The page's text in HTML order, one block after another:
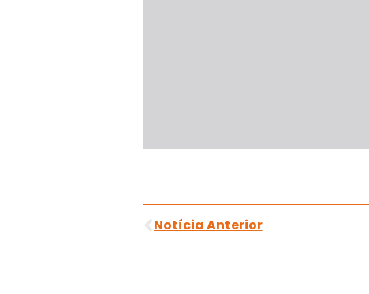
Notícia Anterior